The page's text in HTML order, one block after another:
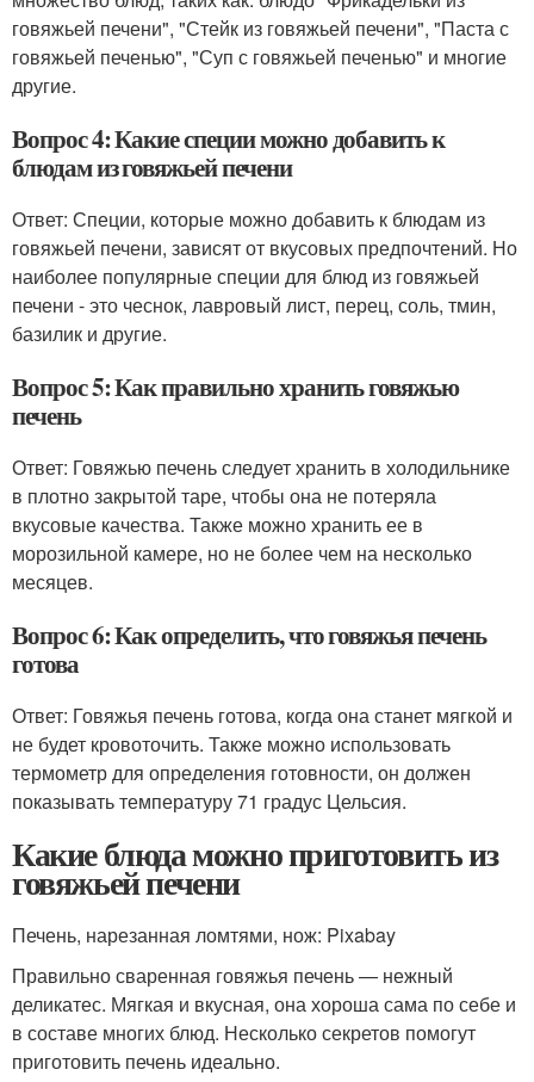
говяжьей печени", "Стейк из говяжьей печени", "Паста с
говяжьей печенью", "Суп с говяжьей печенью" и многие
другие.
Вопрос 4: Какие специи можно добавить к
блюдам из говяжьей печени
Ответ: Специи, которые можно добавить к блюдам из
говяжьей печени, зависят от вкусовых предпочтений. Но
наиболее популярные специи для блюд из говяжьей
печени - это чеснок, лавровый лист, перец, соль, тмин,
базилик и другие.
Вопрос 5: Как правильно хранить говяжью
печень
Ответ: Говяжью печень следует хранить в холодильнике
в плотно закрытой таре, чтобы она не потеряла
вкусовые качества. Также можно хранить ее в
морозильной камере, но не более чем на несколько
месяцев.
Вопрос 6: Как определить, что говяжья печень
готова
Ответ: Говяжья печень готова, когда она станет мягкой и
не будет кровоточить. Также можно использовать
термометр для определения готовности, он должен
показывать температуру 71 градус Цельсия.
Какие блюда можно приготовить из
говяжьей печени
Печень, нарезанная ломтями, нож: Pixabay
Правильно сваренная говяжья печень — нежный
деликатес. Мягкая и вкусная, она хороша сама по себе и
в составе многих блюд. Несколько секретов помогут
приготовить печень идеально.